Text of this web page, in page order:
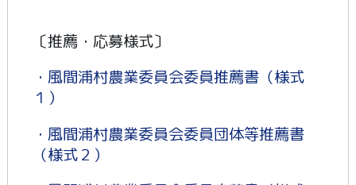
〔推薦・応募様式〕
・風間浦村農業委員会委員推薦書（様式
１）
・風間浦村農業委員会委員団体等推薦書
（様式２）